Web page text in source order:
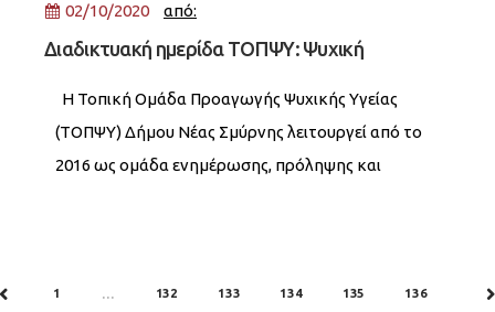
02/10/2020 από:
Διαδικτυακή ημερίδα ΤΟΠΨΥ: Ψυχική
Η Τοπική Ομάδα Προαγωγής Ψυχικής Υγείας
(ΤΟΠΨΥ) Δήμου Νέας Σμύρνης λειτουργεί από το
2016 ως ομάδα ενημέρωσης, πρόληψης και
1 … 132 133 134 135 136